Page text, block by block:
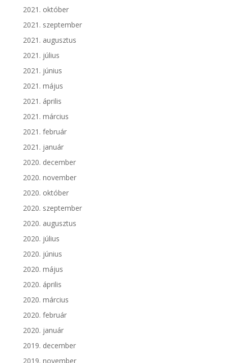
2021. október
2021. szeptember
2021. augusztus
2021. július
2021. június
2021. május
2021. április
2021. március
2021. február
2021. január
2020. december
2020. november
2020. október
2020. szeptember
2020. augusztus
2020. július
2020. június
2020. május
2020. április
2020. március
2020. február
2020. január
2019. december
2019. november